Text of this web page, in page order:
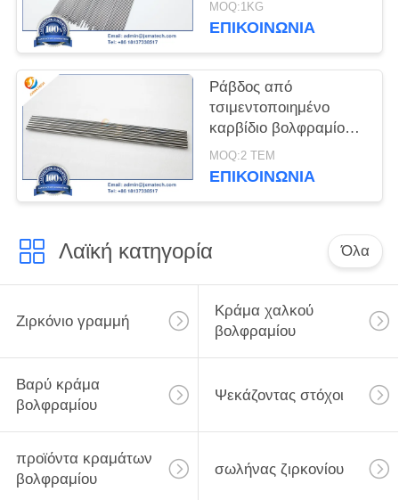
MOQ:1KG
ΕΠΙΚΟΙΝΩΝΊΑ
Ράβδος από
τσιμεντοποιημένο
καρβίδιο βολφραμίου
YG8
MOQ:2 ΤΕΜ
ΕΠΙΚΟΙΝΩΝΊΑ
Λαϊκή κατηγορία Όλα
Ζιρκόνιο γραμμή
Κράμα χαλκού
βολφραμίου
Βαρύ κράμα
βολφραμίου
Ψεκάζοντας στόχοι
προϊόντα κραμάτων
βολφραμίου
σωλήνας ζιρκονίου